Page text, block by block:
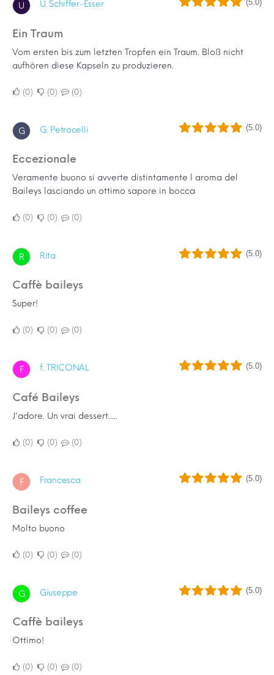
U U. Schiffer-Esser (5.0)
Ein Traum
Vom ersten bis zum letzten Tropfen ein Traum. Bloß nicht
aufhören diese Kapseln zu produzieren.
0 0 0
G G. Petrocelli (5.0)
Eccezionale
Veramente buono si avverte distintamente l aroma del
Baileys lasciando un ottimo sapore in bocca
0 0 0
R Rita (5.0)
Caffè baileys
Super!
0 0 0
F f. TRICONAL (5.0)
Café Baileys
J'adore. Un vrai dessert.....
0 0 0
F Francesca (5.0)
Baileys coffee
Molto buono
0 0 0
G Giuseppe (5.0)
Caffè baileys
Ottimo!
0 0 0